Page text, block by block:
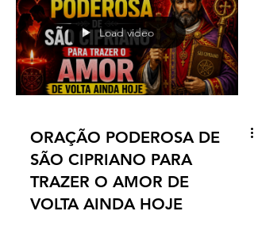
Load video
ORAÇÃO PODEROSA DE
SÃO CIPRIANO PARA
TRAZER O AMOR DE
VOLTA AINDA HOJE